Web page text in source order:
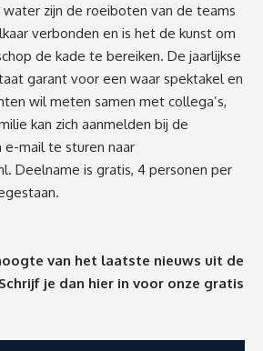
zijn de roeiboten van de teams
verbonden en is het de kunst om
de kade te bereiken. De jaarlijkse
garant voor een waar spektakel en
wil meten samen met collega’s,
kan zich aanmelden bij de
mail te sturen naar
. Deelname is gratis, 4 personen per
van het laatste nieuws uit de
je dan hier in voor onze gratis